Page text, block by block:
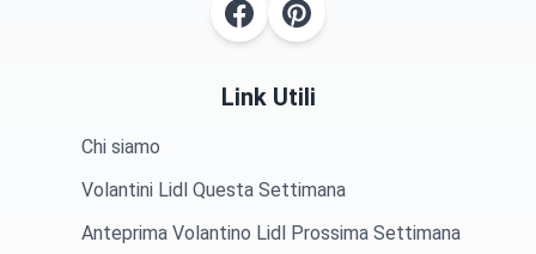
Link Utili
Chi siamo
Volantini Lidl Questa Settimana
Anteprima Volantino Lidl Prossima Settimana